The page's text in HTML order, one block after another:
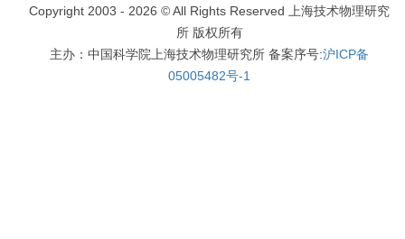
Copyright 2003 - 2026 © All Rights Reserved 上海技术物理研究
所 版权所有
主办：中国科学院上海技术物理研究所 备案序号:沪ICP备
05005482号-1